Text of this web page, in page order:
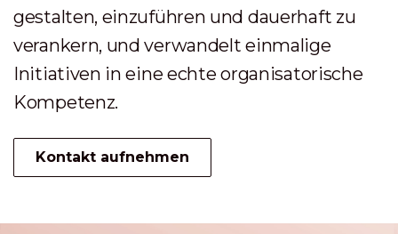
gestalten, einzuführen und dauerhaft zu
verankern, und verwandelt einmalige
Initiativen in eine echte organisatorische
Kompetenz.
Kontakt aufnehmen